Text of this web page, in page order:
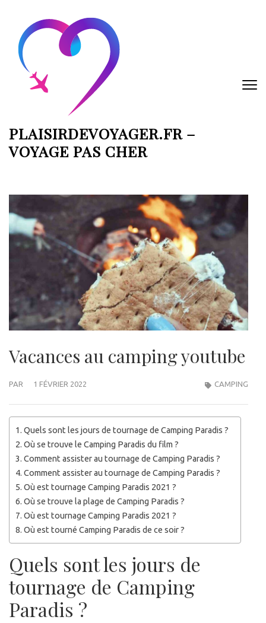
contenu
(Pressez
Entrée)
PLAISIRDEVOYAGER.FR –
VOYAGE PAS CHER
Vacances au camping youtube
PAR 1 FÉVRIER 2022 CAMPING
Quels sont les jours de tournage de Camping Paradis ?
Où se trouve le Camping Paradis du film ?
Comment assister au tournage de Camping Paradis ?
Comment assister au tournage de Camping Paradis ?
Où est tournage Camping Paradis 2021 ?
Où se trouve la plage de Camping Paradis ?
Où est tournage Camping Paradis 2021 ?
Où est tourné Camping Paradis de ce soir ?
Quels sont les jours de
tournage de Camping
Paradis ?